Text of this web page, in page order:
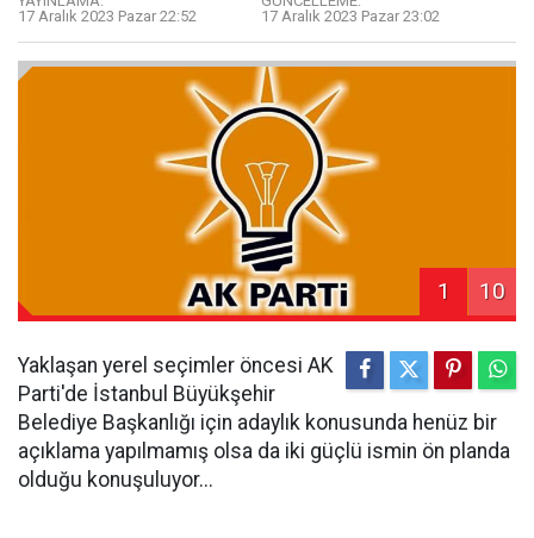
17 Aralık 2023 Pazar 22:52
17 Aralık 2023 Pazar 23:02
1 10
Yaklaşan yerel seçimler öncesi AK
Parti'de İstanbul Büyükşehir
Belediye Başkanlığı için adaylık konusunda henüz bir
açıklama yapılmamış olsa da iki güçlü ismin ön planda
olduğu konuşuluyor...